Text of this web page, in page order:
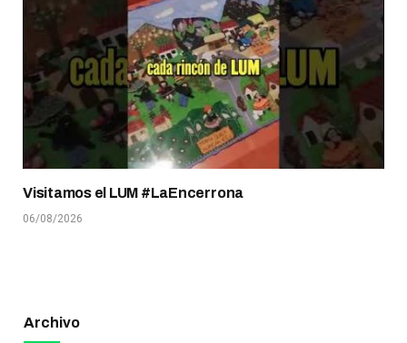
Visitamos el LUM #LaEncerrona
06/08/2026
Archivo